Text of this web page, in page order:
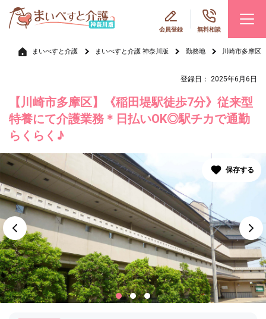
会員登録 無料相談
まいべすと介護 まいべすと介護 神奈川版 勤務地 川崎市多摩区
登録日： 2025年6月6日
【川崎市多摩区】《稲田堤駅徒歩7分》従来型
特養にて介護業務＊日払いOK◎駅チカで通勤
らくらく♪